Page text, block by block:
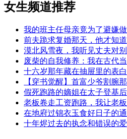
女生频道推荐
我的班主任母亲竟为了避嫌
前夫跪求复婚那天，他才知
漠北风雪夜，我听见丈夫对
废柴的自我修养：我在古代
十六岁那年藏在抽屉里的表
【穿书觉醒】首富少爷割腕
假死跑路的嫡姐在太子登基
老板卷走工资跑路，我让老
在地府过锦衣玉食好日子的
十年烬过去的执念和错误的